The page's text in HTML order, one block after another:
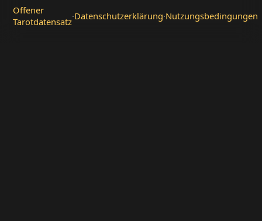
Offener
Tarotdatensatz·Datenschutzerklärung·Nutzungsbedingungen